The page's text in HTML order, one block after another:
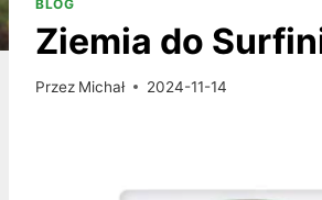
BLOG
Ziemia do
Przez Michał 2024-11-14